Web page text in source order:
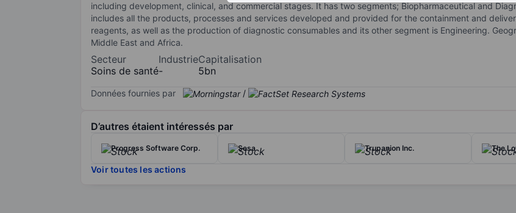
including development, clinical, and commercial stages. It has two segments; Biopharmaceutical and
includes all the products, processes and services developed and provided for the containment and
reagents, as well as the production of diagnostic consumables and its other segment is Engineering.
Middle East and Africa.
Secteur
Soins de santé
Industrie
-
Capitalisation
5bn
Données fournies par /
D’autres étaient intéressés par
Progress Software Corp. Sesa Trupanion Inc. The
Voir toutes les actions